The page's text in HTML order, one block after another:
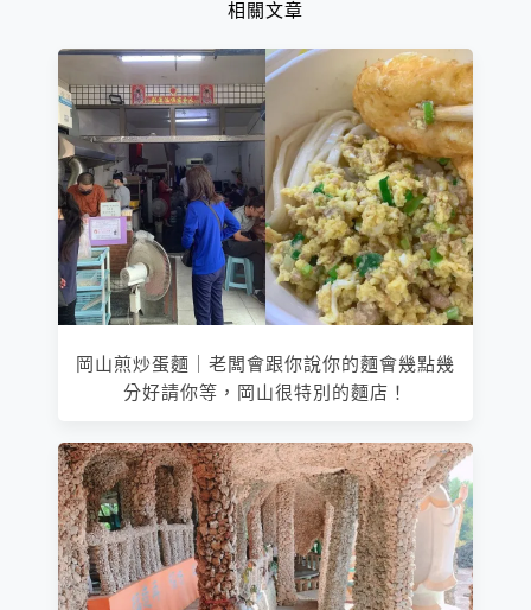
相關文章
岡山煎炒蛋麵｜老闆會跟你說你的麵會幾點幾
分好請你等，岡山很特別的麵店！